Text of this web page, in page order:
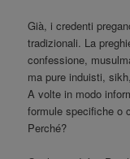
Già, i credenti
tradizionali. La
confessione,
ma pure induisti,
A volte in modo
formule specifiche o
Perché?